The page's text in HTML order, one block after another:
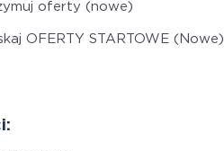
oferty (nowe)
OFERTY STARTOWE (Nowe)